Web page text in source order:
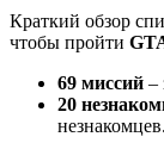
Краткий обзор
чтобы пройти
69 миссий –
20